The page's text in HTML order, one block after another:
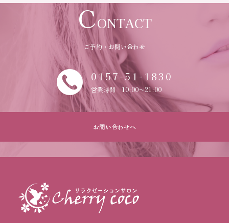
CONTACT
ご予約・お問い合わせ
0157-51-1830
営業時間 10:00～21:00
お問い合わせへ